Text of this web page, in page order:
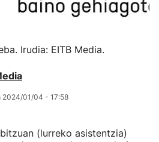
Irudia: EITB Media.
2024/01/04 - 17:58
(lurreko asistentzia)